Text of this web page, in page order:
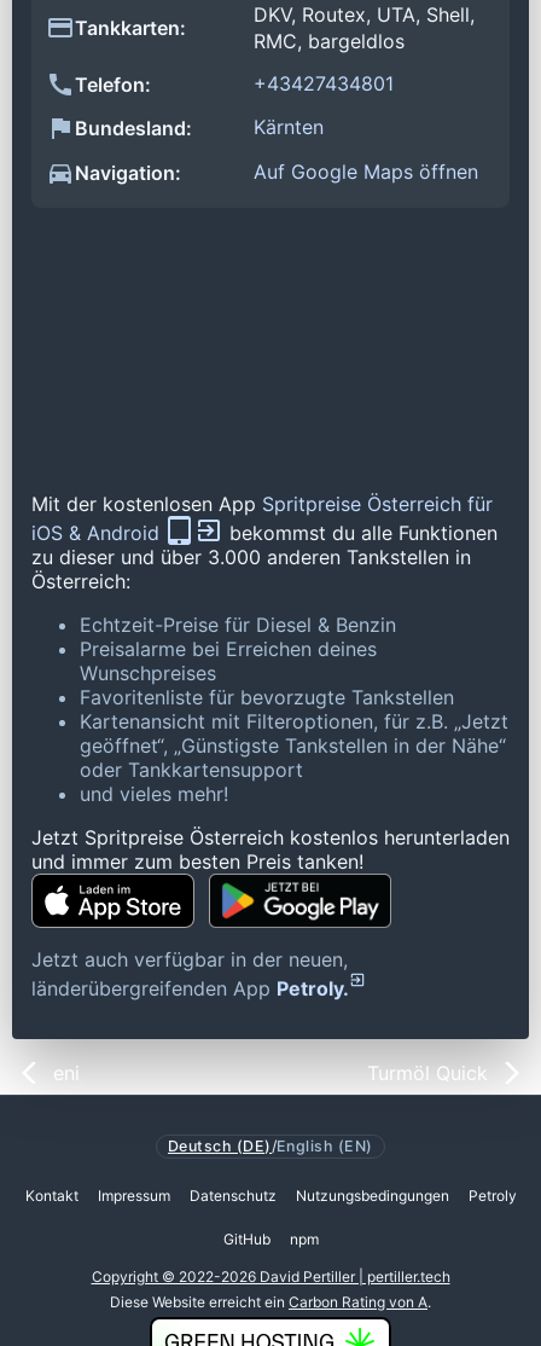
Tankkarten:
DKV, Routex, UTA, Shell,
RMC, bargeldlos
Telefon:
+43427434801
Bundesland:
Kärnten
Navigation:
Auf Google Maps öffnen
Mit der kostenlosen App Spritpreise Österreich für
iOS & Android
bekommst du alle Funktionen
zu dieser und über 3.000 anderen Tankstellen in
Österreich:
Echtzeit-Preise für Diesel & Benzin
Preisalarme bei Erreichen deines
Wunschpreises
Favoritenliste für bevorzugte Tankstellen
Kartenansicht mit Filteroptionen, für z.B. „Jetzt
geöffnet“, „Günstigste Tankstellen in der Nähe“
oder Tankkartensupport
und vieles mehr!
Jetzt Spritpreise Österreich kostenlos herunterladen
und immer zum besten Preis tanken!
Jetzt auch verfügbar in der neuen,
länderübergreifenden App Petroly.
eni Turmöl Quick
Deutsch (DE)/English (EN)
Kontakt Impressum Datenschutz Nutzungsbedingungen Petroly
GitHub npm
Copyright © 2022-2026 David Pertiller | pertiller.tech
Diese Website erreicht ein Carbon Rating von A.